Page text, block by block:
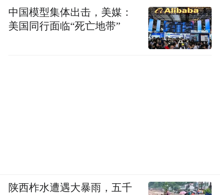
中国模型集体出击，美媒：
美国同行面临“死亡地带”
陕西柞水遭遇大暴雨，五千